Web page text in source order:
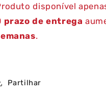
disponível
prazo de entrega
.
Partilhar